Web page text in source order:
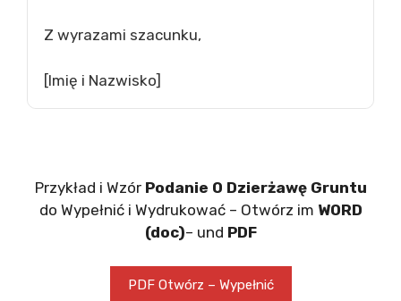
Z wyrazami szacunku,
[Imię i Nazwisko]
Przykład i Wzór Podanie O Dzierżawę Gruntu
do Wypełnić i Wydrukować – Otwórz im WORD
(doc)– und PDF
PDF Otwórz – Wypełnić